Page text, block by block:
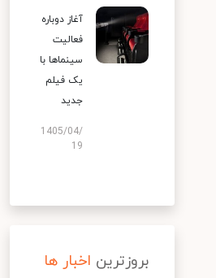
آغاز دوباره
فعالیت
سینماها با
یک فیلم
جدید
1405/04/
19
بروزترین اخبار ها